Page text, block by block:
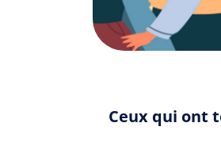
Ceux qui ont